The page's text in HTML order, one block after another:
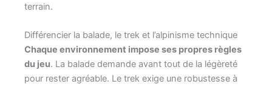
terrain.
Différencier la balade, le trek et l’alpinisme technique
Chaque environnement impose ses propres règles
du jeu. La balade demande avant tout de la légèreté
pour rester agréable. Le trek exige une robustesse à